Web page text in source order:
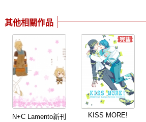
其他相關作品
N+C Lamento新刊
KISS MORE!